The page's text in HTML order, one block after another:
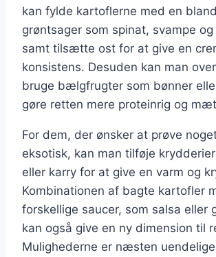
kan fylde kartoflerne med en
grøntsager som spinat, svampe
samt tilsætte ost for at give en
konsistens. Desuden kan man
bruge bælgfrugter som bønner
gøre retten mere proteinrig og
For dem, der ønsker at prøve
eksotisk, kan man tilføje
eller karry for at give en varm og
Kombinationen af bagte kartofler
forskellige saucer, som salsa eller
kan også give en ny dimension til
Mulighederne er næsten